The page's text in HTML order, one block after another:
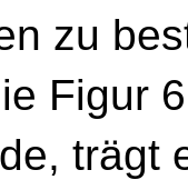
zu
Figur
trägt